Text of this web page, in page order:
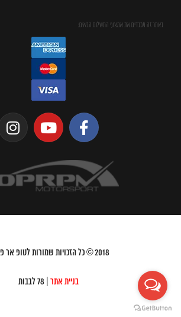
באתר זה מכבדים את אמצעי התשלום הבאים:
2018© כל הזכויות שמורות לטופ אר
בניית אתר